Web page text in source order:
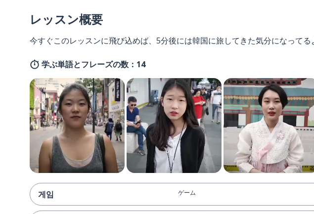
レッスン概要
今すぐこのレッスンに飛び込めば、5分後には韓国に旅してきた気分になってる
学ぶ単語とフレーズの数：14
게임 ゲーム